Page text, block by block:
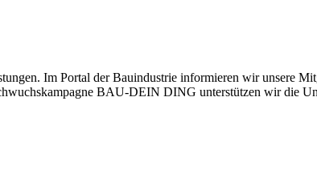
Im Portal der Bauindustrie informieren wir unsere
BAU-DEIN DING unterstützen wir die